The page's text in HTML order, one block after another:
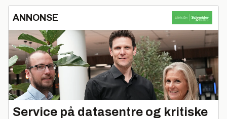
ANNONSE
Service på datasentre og kritiske